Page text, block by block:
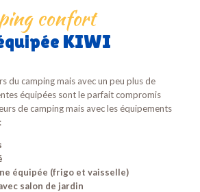
confort
KIWI
du camping mais avec un peu plus de
équipées sont le parfait compromis
de camping mais avec les équipements
équipée (frigo et vaisselle)
salon de jardin